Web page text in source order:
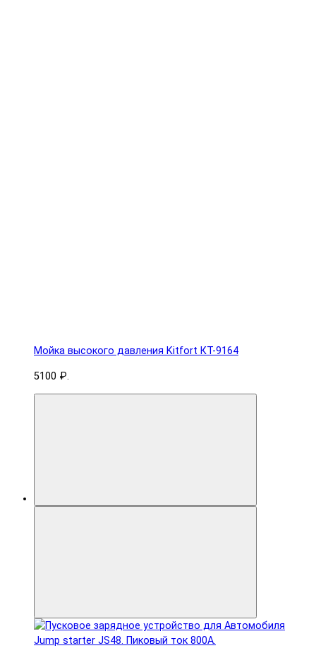
Мойка высокого давления Kitfort КТ-9164
5100 ₽.